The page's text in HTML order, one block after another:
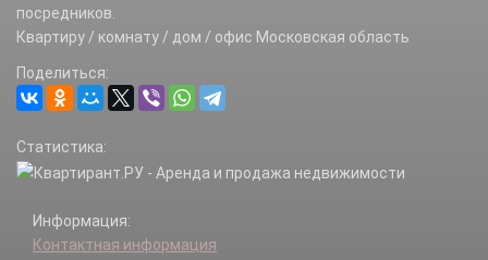
посредников.
Квартиру / комнату / дом / офис Московская область
Поделиться:
Статистика:
Информация:
Контактная информация